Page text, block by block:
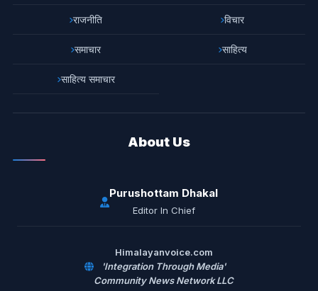
राजनीति विचार
समाचार साहित्य
साहित्य समाचार
About Us
Purushottam Dhakal
Editor In Chief
Himalayanvoice.com
'Integration Through Media'
Community News Network LLC